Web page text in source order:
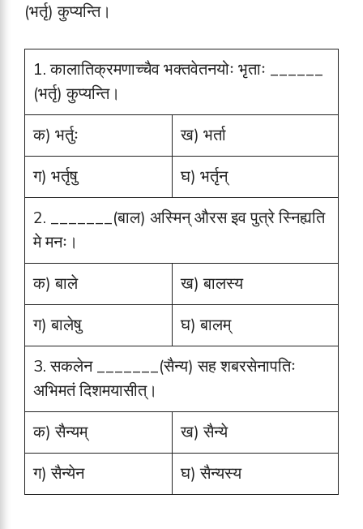
(भर्तृ) कुप्यन्ति।
1. कालातिक्रमणाच्चैव भक्तवेतनयोः भृताः ______
(भर्तृ) कुप्यन्ति।
क) भर्तुः
ख) भर्ता
ग) भर्तृषु
घ) भर्तृन्
2. _______(बाल) अस्मिन् औरस इव पुत्रे स्निह्यति
मे मनः।
क) बाले
ख) बालस्य
ग) बालेषु
घ) बालम्
3. सकलेन _______(सैन्य) सह शबरसेनापतिः
अभिमतं दिशमयासीत्।
क) सैन्यम्
ख) सैन्ये
ग) सैन्येन
घ) सैन्यस्य